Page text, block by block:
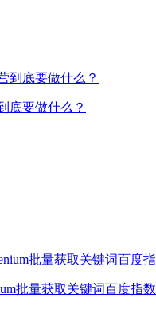
底要做什么？
批量获取关键词百度指数